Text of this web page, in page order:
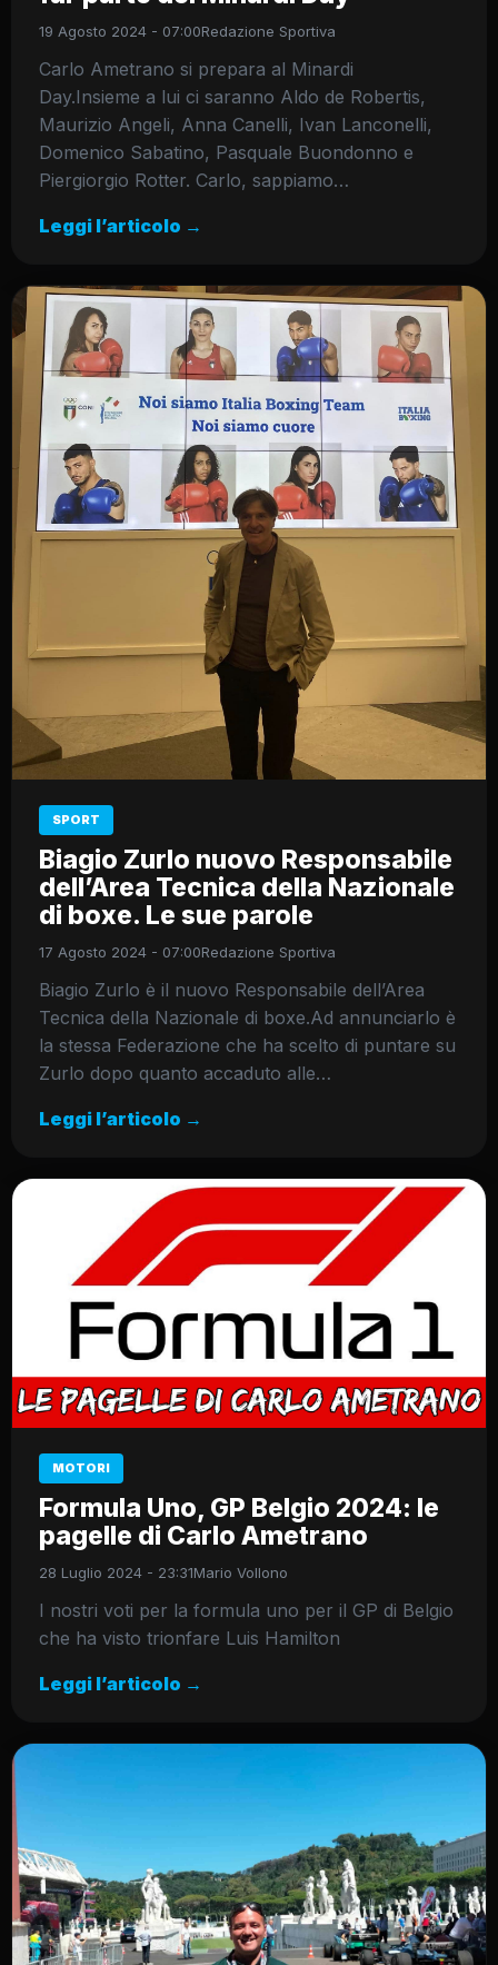
19 Agosto 2024 - 07:00Redazione Sportiva
Carlo Ametrano si prepara al Minardi
Day.Insieme a lui ci saranno Aldo de Robertis,
Maurizio Angeli, Anna Canelli, Ivan Lanconelli,
Domenico Sabatino, Pasquale Buondonno e
Piergiorgio Rotter. Carlo, sappiamo…
Leggi l’articolo →
SPORT
Biagio Zurlo nuovo Responsabile
dell’Area Tecnica della Nazionale
di boxe. Le sue parole
17 Agosto 2024 - 07:00Redazione Sportiva
Biagio Zurlo è il nuovo Responsabile dell’Area
Tecnica della Nazionale di boxe.Ad annunciarlo è
la stessa Federazione che ha scelto di puntare su
Zurlo dopo quanto accaduto alle…
Leggi l’articolo →
MOTORI
Formula Uno, GP Belgio 2024: le
pagelle di Carlo Ametrano
28 Luglio 2024 - 23:31Mario Vollono
I nostri voti per la formula uno per il GP di Belgio
che ha visto trionfare Luis Hamilton
Leggi l’articolo →